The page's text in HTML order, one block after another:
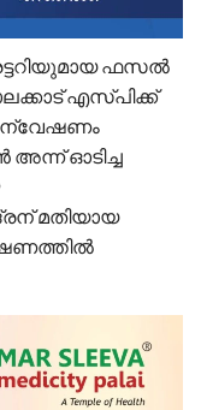
ഫസല്‍
എസ്പിക്ക്
ഓടിച്ച
മതിയായ